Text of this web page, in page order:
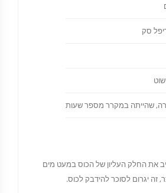
שהייתה במקרר מספר שעות
את החלק העליון של הכוס במעט מים
זה יגרום לסוכר להידבק לכוס.